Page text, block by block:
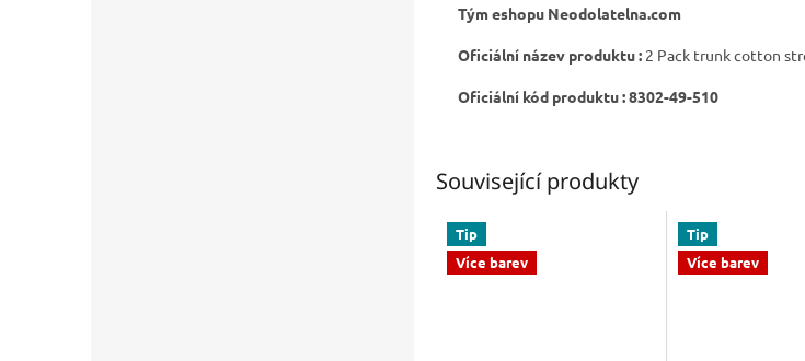
Tým eshopu Neodolatelna.com
Oficiální název produktu : 2 Pack trunk cotton
Oficiální kód produktu : 8302-49-510
Související produkty
Tip
Více barev
Tip
Více barev